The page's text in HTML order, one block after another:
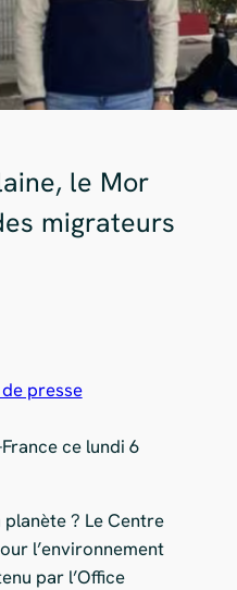
le Mor
migrateurs
presse
ce lundi 6
? Le Centre
l’environnement
par l’Office